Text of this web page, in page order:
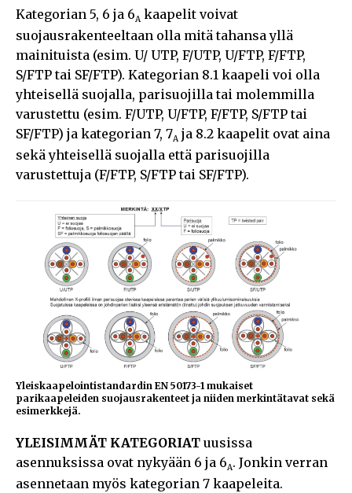
Kategorian 5, 6 ja 6A kaapelit voivat
suojausrakenteeltaan olla mitä tahansa yllä
mainituista (esim. U/ UTP, F/UTP, U/FTP, F/FTP,
S/FTP tai SF/FTP). Kategorian 8.1 kaapeli voi olla
yhteisellä suojalla, parisuojilla tai molemmilla
varustettu (esim. F/UTP, U/FTP, F/FTP, S/FTP tai
SF/FTP) ja kategorian 7, 7A ja 8.2 kaapelit ovat aina
sekä yhteisellä suojalla että parisuojilla
varustettuja (F/FTP, S/FTP tai SF/FTP).
Yleiskaapelointistandardin EN 50173-1 mukaiset
parikaapeleiden suojausrakenteet ja niiden merkintätavat sekä
esimerkkejä.
YLEISIMMÄT KATEGORIAT uusissa
asennuksissa ovat nykyään 6 ja 6A. Jonkin verran
asennetaan myös kategorian 7 kaapeleita.